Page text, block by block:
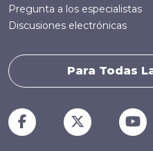
Pregunta a los especialistas
Discusiones electrónicas
Para Todas